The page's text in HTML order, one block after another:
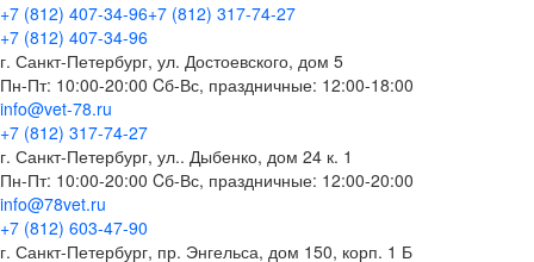
+7 (812) 407-34-96+7 (812) 317-74-27
+7 (812) 407-34-96
г. Санкт-Петербург, ул. Достоевского, дом 5
Пн-Пт: 10:00-20:00 Cб-Вс, праздничные: 12:00-18:00
info@vet-78.ru
+7 (812) 317-74-27
г. Санкт-Петербург, ул.. Дыбенко, дом 24 к. 1
Пн-Пт: 10:00-20:00 Cб-Вс, праздничные: 12:00-20:00
info@78vet.ru
+7 (812) 603-47-90
г. Санкт-Петербург, пр. Энгельса, дом 150, корп. 1 Б